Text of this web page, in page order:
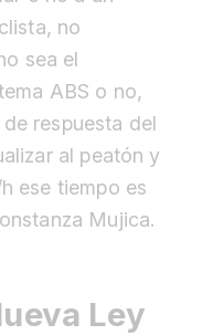
no
sea el
ABS o no,
respuesta del
al peatón y
ese tiempo es
Mujica.
Ley